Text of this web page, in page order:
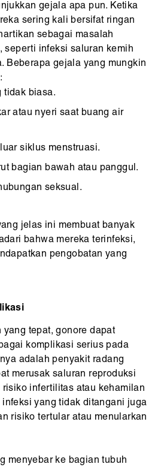
gejala apa pun. Ketika
sering kali bersifat ringan
sebagai masalah
seperti infeksi saluran kemih
Beberapa gejala yang mungkin
tidak biasa.
atau nyeri saat buang air
siklus menstruasi.
bagian bawah atau panggul.
seksual.
jelas ini membuat banyak
bahwa mereka terinfeksi,
pengobatan yang
yang tepat, gonore dapat
komplikasi serius pada
adalah penyakit radang
merusak saluran reproduksi
risiko infertilitas atau kehamilan
yang tidak ditangani juga
risiko tertular atau menularkan
menyebar ke bagian tubuh